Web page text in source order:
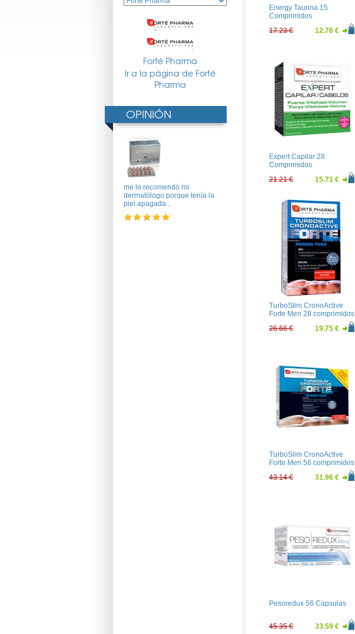
Forté Pharma
Ir a la página de Forté
Pharma
OPINIÓN
me lo recomendó mi
dermatólogo porque tenía la
piel apagada ..
Energy Taurina 15
Comprimidos
17.23 € 12.76 €
Expert Capilar 28
Comprimidos
21.21 €
15.71 €
TurboSlim CronoActive
Forte Men 28 comprimidos
26.66 €
19.75 €
TurboSlim CronoActive
Forte Men 56 comprimidos
43.14 €
31.96 €
Pesoredux 56 Capsulas
45.35 € 33.59 €